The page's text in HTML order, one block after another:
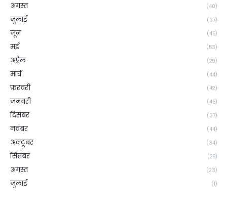
अगस्त (40)
जुलाई (37)
जून (45)
मई (53)
अप्रैल (29)
मार्च (44)
फ़रवरी (42)
जनवरी (45)
दिसंबर (37)
नवंबर (44)
अक्टूबर (34)
सितंबर (28)
अगस्त (23)
जुलाई (1)